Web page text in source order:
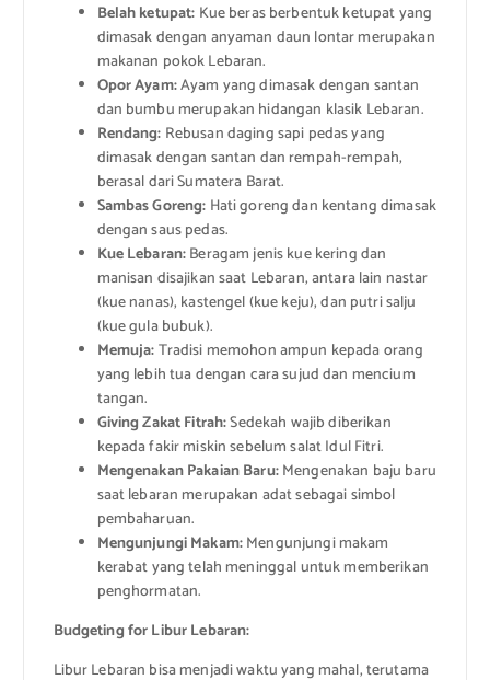
Belah ketupat: Kue beras berbentuk ketupat yang
dimasak dengan anyaman daun lontar merupakan
makanan pokok Lebaran.
Opor Ayam:Ayam yang dimasak dengan santan
dan bumbu merupakan hidangan klasik Lebaran.
Rendang: Rebusan daging sapi pedas yang
dimasak dengan santan dan rempah-rempah,
berasal dari Sumatera Barat.
Sambas Goreng: Hati goreng dan kentang dimasak
dengan saus pedas.
Kue Lebaran:Beragam jenis kue kering dan
manisan disajikan saat Lebaran, antara lain nastar
(kue nanas), kastengel (kue keju), dan putri salju
(kue gula bubuk).
Memuja:Tradisi memohon ampun kepada orang
yang lebih tua dengan cara sujud dan mencium
tangan.
Giving Zakat Fitrah:Sedekah wajib diberikan
kepada fakir miskin sebelum salat Idul Fitri.
Mengenakan Pakaian Baru:Mengenakan baju baru
saat lebaran merupakan adat sebagai simbol
pembaharuan.
Mengunjungi Makam:Mengunjungi makam
kerabat yang telah meninggal untuk memberikan
penghormatan.
Budgeting for Libur Lebaran:
Libur Lebaran bisa menjadi waktu yang mahal, terutama